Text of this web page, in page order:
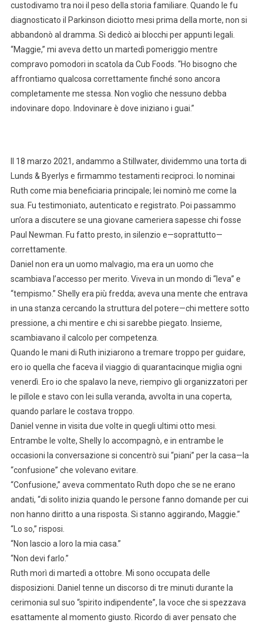
custodivamo tra noi il peso della storia familiare. Quando le fu
diagnosticato il Parkinson diciotto mesi prima della morte, non si
abbandonò al dramma. Si dedicò ai blocchi per appunti legali.
“Maggie,” mi aveva detto un martedì pomeriggio mentre
compravo pomodori in scatola da Cub Foods. “Ho bisogno che
affrontiamo qualcosa correttamente finché sono ancora
completamente me stessa. Non voglio che nessuno debba
indovinare dopo. Indovinare è dove iniziano i guai.”
Il 18 marzo 2021, andammo a Stillwater, dividemmo una torta di
Lunds & Byerlys e firmammo testamenti reciproci. Io nominai
Ruth come mia beneficiaria principale; lei nominò me come la
sua. Fu testimoniato, autenticato e registrato. Poi passammo
un’ora a discutere se una giovane cameriera sapesse chi fosse
Paul Newman. Fu fatto presto, in silenzio e—soprattutto—
correttamente.
Daniel non era un uomo malvagio, ma era un uomo che
scambiava l’accesso per merito. Viveva in un mondo di “leva” e
“tempismo.” Shelly era più fredda; aveva una mente che entrava
in una stanza cercando la struttura del potere—chi mettere sotto
pressione, a chi mentire e chi si sarebbe piegato. Insieme,
scambiavano il calcolo per competenza.
Quando le mani di Ruth iniziarono a tremare troppo per guidare,
ero io quella che faceva il viaggio di quarantacinque miglia ogni
venerdì. Ero io che spalavo la neve, riempivo gli organizzatori per
le pillole e stavo con lei sulla veranda, avvolta in una coperta,
quando parlare le costava troppo.
Daniel venne in visita due volte in quegli ultimi otto mesi.
Entrambe le volte, Shelly lo accompagnò, e in entrambe le
occasioni la conversazione si concentrò sui “piani” per la casa—la
“confusione” che volevano evitare.
“Confusione,” aveva commentato Ruth dopo che se ne erano
andati, “di solito inizia quando le persone fanno domande per cui
non hanno diritto a una risposta. Si stanno aggirando, Maggie.”
“Lo so,” risposi.
“Non lascio a loro la mia casa.”
“Non devi farlo.”
Ruth morì di martedì a ottobre. Mi sono occupata delle
disposizioni. Daniel tenne un discorso di tre minuti durante la
cerimonia sul suo “spirito indipendente”, la voce che si spezzava
esattamente al momento giusto. Ricordo di aver pensato che